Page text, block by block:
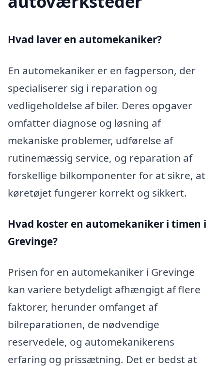
Hvad laver en automekaniker?
En automekaniker er en fagperson, der
specialiserer sig i reparation og
vedligeholdelse af biler. Deres opgaver
omfatter diagnose og løsning af
mekaniske problemer, udførelse af
rutinemæssig service, og reparation af
forskellige bilkomponenter for at sikre, at
køretøjet fungerer korrekt og sikkert.
Hvad koster en automekaniker i timen i
Grevinge?
Prisen for en automekaniker i Grevinge
kan variere betydeligt afhængigt af flere
faktorer, herunder omfanget af
bilreparationen, de nødvendige
reservedele, og automekanikerens
erfaring og prissætning. Det er bedst at